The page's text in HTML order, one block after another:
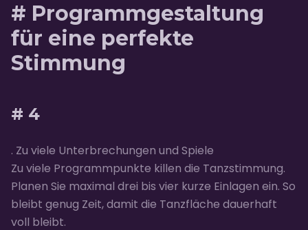
# Programmgestaltung
für eine perfekte
Stimmung
# 4
. Zu viele Unterbrechungen und Spiele
Zu viele Programmpunkte killen die Tanzstimmung.
Planen Sie maximal drei bis vier kurze Einlagen ein. So
bleibt genug Zeit, damit die Tanzfläche dauerhaft
voll bleibt.